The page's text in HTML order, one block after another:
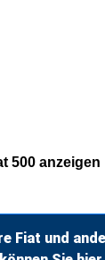
500 anzeigen
Fiat und